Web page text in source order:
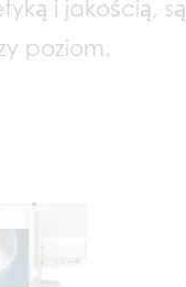
i jakością, są
poziom.